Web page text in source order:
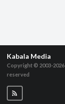
Kabala Media
Copyright © 2003-2026
reserved